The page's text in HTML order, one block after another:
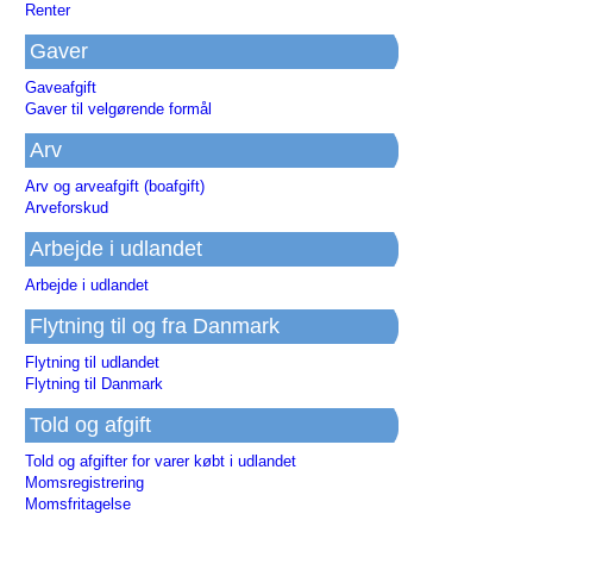
Renter
Gaver
Gaveafgift
Gaver til velgørende formål
Arv
Arv og arveafgift (boafgift)
Arveforskud
Arbejde i udlandet
Arbejde i udlandet
Flytning til og fra Danmark
Flytning til udlandet
Flytning til Danmark
Told og afgift
Told og afgifter for varer købt i udlandet
Momsregistrering
Momsfritagelse